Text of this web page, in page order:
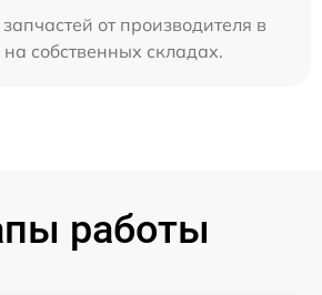
от производителя в
собственных складах.
работы